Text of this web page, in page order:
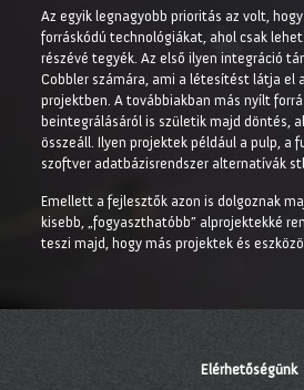
Az egyik legnagyobb prioritás az volt,
forráskódú technológiákat, ahol csak
részévé tegyék. Az első ilyen integráció
Cobbler számára, ami a létesítést látja el
projektben. A továbbiakban más nyílt
beintegrálásáról is születik majd döntés,
összeáll. Ilyen projektek például a pulp, a
szoftver adatbázisrendszer alternatívák
Emellett a fejlesztők azon is dolgoznak
kisebb, „fogyaszthatóbb” alprojektekké
teszi majd, hogy más projektek és
Elérhetőségünk